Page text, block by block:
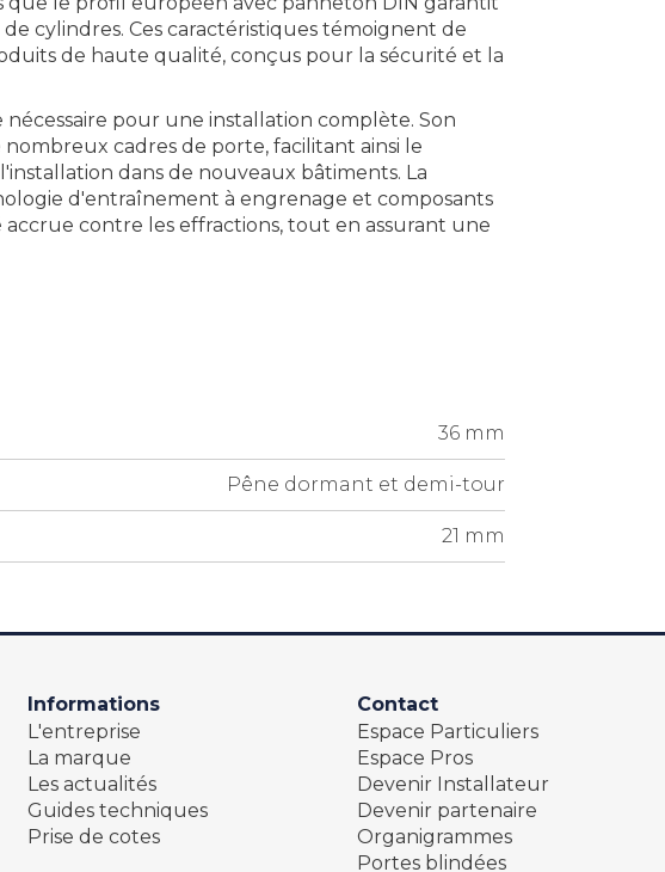
cylindres. Ces caractéristiques témoignent de
de haute qualité, conçus pour la sécurité et la
pour une installation complète. Son
cadres de porte, facilitant ainsi le
dans de nouveaux bâtiments. La
d'entraînement à engrenage et composants
contre les effractions, tout en assurant une
36 mm
Pêne dormant et demi-tour
21 mm
Informations
L'entreprise
La marque
Les actualités
Guides techniques
Prise de cotes
Contact
Espace Particuliers
Espace Pros
Devenir Installateur
Devenir partenaire
Organigrammes
Portes blindées